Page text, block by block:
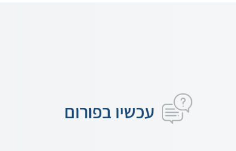
עכשיו בפורום